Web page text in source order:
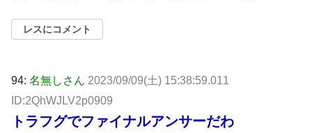
レスにコメント
94: 名無しさん 2023/09/09(土) 15:38:59.011
ID:2QhWJLV2p0909
トラフグでファイナルアンサーだわ